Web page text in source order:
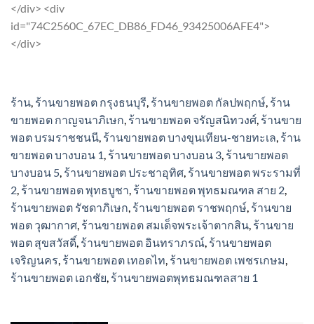
chosen
</div> <div
id="74C2560C_67EC_DB86_FD46_93425006AFE4">
</div>
on
ร้าน, ร้านขายพอต กรุงธนบุรี, ร้านขายพอต กัลปพฤกษ์, ร้าน
ขายพอต กาญจนาภิเษก, ร้านขายพอต จรัญสนิทวงศ์, ร้านขาย
พอต บรมราชชนนี, ร้านขายพอต บางขุนเทียน-ชายทะเล, ร้าน
ขายพอต บางบอน 1, ร้านขายพอต บางบอน 3, ร้านขายพอต
บางบอน 5, ร้านขายพอต ประชาอุทิศ, ร้านขายพอต พระรามที่
2, ร้านขายพอต พุทธบูชา, ร้านขายพอต พุทธมณฑล สาย 2,
ร้านขายพอต รัชดาภิเษก, ร้านขายพอต ราชพฤกษ์, ร้านขาย
พอต วุฒากาศ, ร้านขายพอต สมเด็จพระเจ้าตากสิน, ร้านขาย
พอต สุขสวัสดิ์, ร้านขายพอต อินทราภรณ์, ร้านขายพอต
เจริญนคร, ร้านขายพอต เทอดไท, ร้านขายพอต เพชรเกษม,
ร้านขายพอต เอกชัย, ร้านขายพอตพุทธมณฑลสาย 1